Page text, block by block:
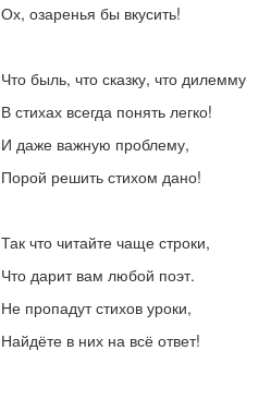
Ох, озаренья бы вкусить!
Что быль, что сказку, что дилемму
В стихах всегда понять легко!
И даже важную проблему,
Порой решить стихом дано!
Так что читайте чаще строки,
Что дарит вам любой поэт.
Не пропадут стихов уроки,
Найдёте в них на всё ответ!